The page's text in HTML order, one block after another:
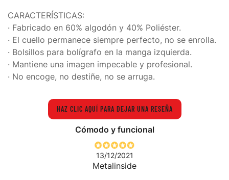
CARACTERÍSTICAS:
· Fabricado en 60% algodón y 40% Poliéster.
· El cuello permanece siempre perfecto, no se enrolla.
· Bolsillos para bolígrafo en la manga izquierda.
· Mantiene una imagen impecable y profesional.
· No encoge, no destiñe, no se arruga.
HAZ CLIC AQUÍ PARA DEJAR UNA RESEÑA
Cómodo y funcional
13/12/2021
Metalinside